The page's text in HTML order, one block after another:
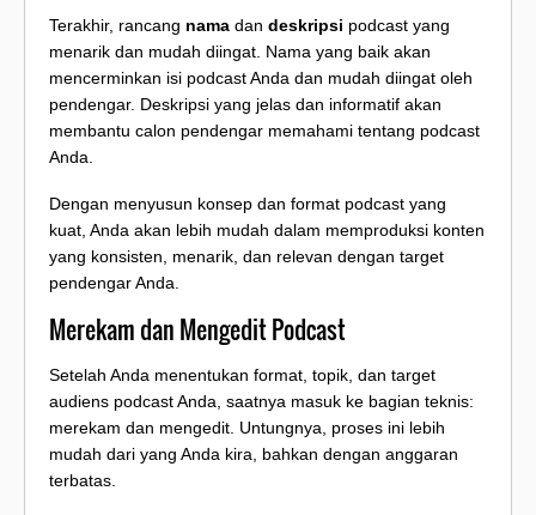
Terakhir, rancang nama dan deskripsi podcast yang
menarik dan mudah diingat. Nama yang baik akan
mencerminkan isi podcast Anda dan mudah diingat oleh
pendengar. Deskripsi yang jelas dan informatif akan
membantu calon pendengar memahami tentang podcast
Anda.
Dengan menyusun konsep dan format podcast yang
kuat, Anda akan lebih mudah dalam memproduksi konten
yang konsisten, menarik, dan relevan dengan target
pendengar Anda.
Merekam dan Mengedit Podcast
Setelah Anda menentukan format, topik, dan target
audiens podcast Anda, saatnya masuk ke bagian teknis:
merekam dan mengedit. Untungnya, proses ini lebih
mudah dari yang Anda kira, bahkan dengan anggaran
terbatas.